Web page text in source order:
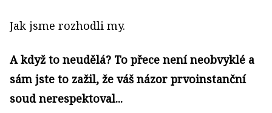
Jak jsme rozhodli my.
A když to neudělá? To přece není neobvyklé a
sám jste to zažil, že váš názor prvoinstanční
soud nerespektoval...